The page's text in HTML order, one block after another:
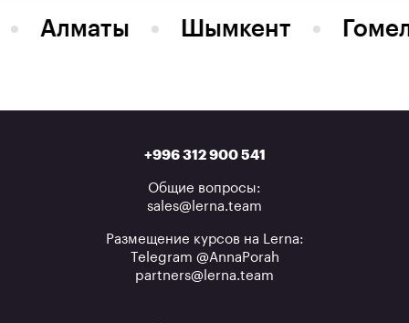
Алматы Шымкент
+996 312 900 541
Общие вопросы:
sales@lerna.team
Размещение курсов на Lerna:
Telegram @AnnaPorah
partners@lerna.team